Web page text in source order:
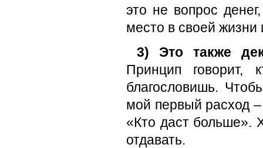
это не вопрос
место в своей
3) Это также
Принцип говорит,
благословишь.
мой первый расход
«Кто даст больше».
отдавать.